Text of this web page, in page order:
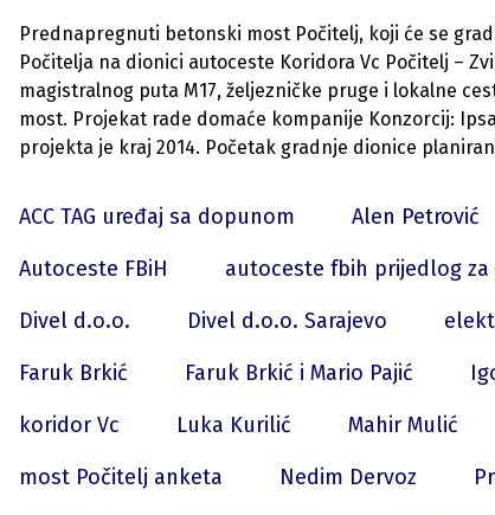
Prednapregnuti betonski most Počitelj, koji će se
Počitelja na dionici autoceste Koridora Vc Počitelj –
magistralnog puta M17, željezničke pruge i lokalne
most. Projekat rade domaće kompanije Konzorcij:
projekta je kraj 2014. Početak gradnje dionice
ACC TAG uređaj sa dopunom Alen Petrović
Autoceste FBiH
autoceste fbih prijedlog
Divel d.o.o.
Divel d.o.o. Sarajevo
Faruk Brkić
Faruk Brkić i Mario Pajić
koridor Vc
Luka Kurilić Mahir Mulić
most Počitelj anketa
Nedim Dervoz